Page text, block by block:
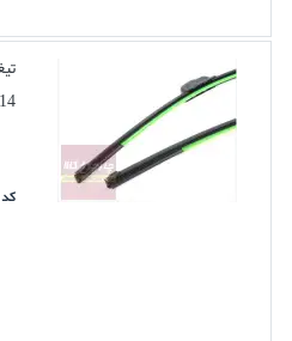
2014-
کد